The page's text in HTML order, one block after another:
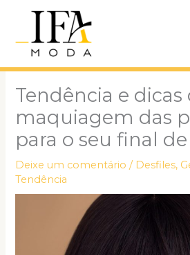
conteúdo
Tendência e dicas
maquiagem das
para o seu final
Deixe um comentário / Desfiles,
Tendência